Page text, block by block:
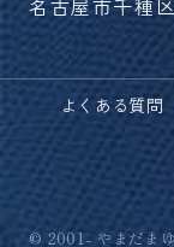
名古屋市千種
よくある質問
© 2001- やまだま